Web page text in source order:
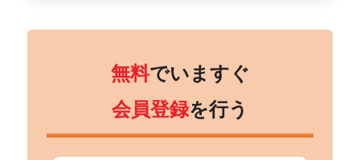
無料でいますぐ
会員登録を行う